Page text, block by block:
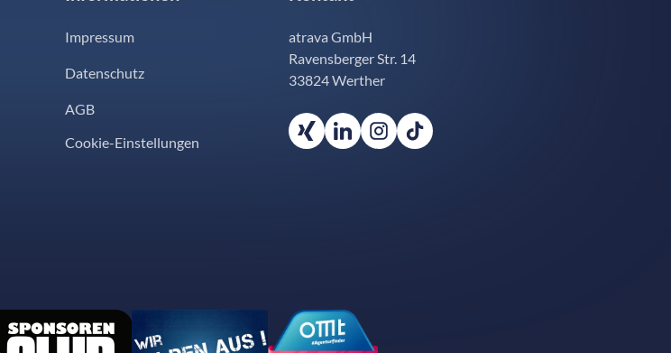
Impressum
Datenschutz
AGB
Cookie-Einstellungen
atrava GmbH
Ravensberger Str. 14
33824 Werther